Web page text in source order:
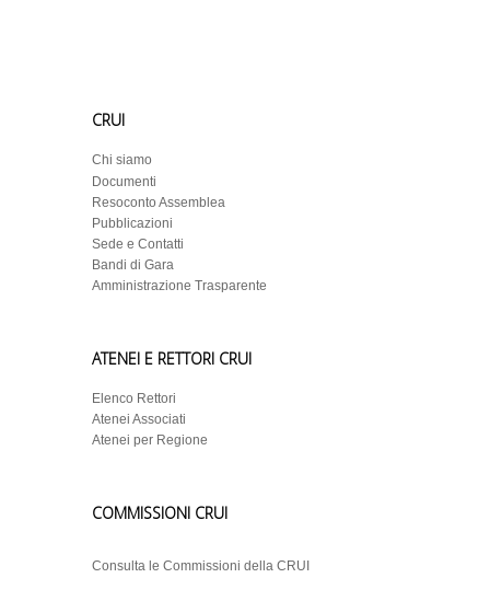
CRUI
Chi siamo
Documenti
Resoconto Assemblea
Pubblicazioni
Sede e Contatti
Bandi di Gara
Amministrazione Trasparente
ATENEI E RETTORI CRUI
Elenco Rettori
Atenei Associati
Atenei per Regione
COMMISSIONI CRUI
Consulta le Commissioni della CRUI